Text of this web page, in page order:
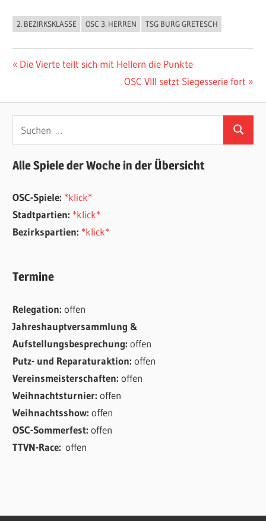
ALLGEMEIN
2. BEZIRKSKLASSE OSC 3. HERREN TSG BURG GRETESCH
Beitragsnavigation
Vorheriger
Die Vierte teilt sich mit Hellern die Punkte
Nächster
OSC VIII setzt Siegesserie fort
Suchen
Alle Spiele der Woche in der Übersicht
OSC-Spiele: *klick*
Stadtpartien: *klick*
Bezirkspartien: *klick*
Termine
Relegation:offen
Jahreshauptversammlung &
Aufstellungsbesprechung:offen
Putz- und Reparaturaktion:offen
Vereinsmeisterschaften:offen
Weihnachtsturnier:offen
Weihnachtsshow:offen
OSC-Sommerfest:offen
TTVN-Race:offen